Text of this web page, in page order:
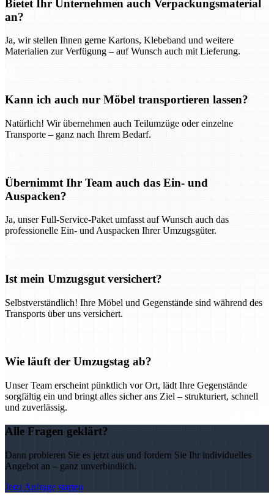
Bietet Ihr Unternehmen auch Verpackungsmaterial
an?
Ja, wir stellen Ihnen gerne Kartons, Klebeband und weitere
Materialien zur Verfügung – auf Wunsch auch mit Lieferung.
Kann ich auch nur Möbel transportieren lassen?
Natürlich! Wir übernehmen auch Teilumzüge oder einzelne
Transporte – ganz nach Ihrem Bedarf.
Übernimmt Ihr Team auch das Ein- und
Auspacken?
Ja, unser Full-Service-Paket umfasst auf Wunsch auch das
professionelle Ein- und Auspacken Ihrer Umzugsgüter.
Ist mein Umzugsgut versichert?
Selbstverständlich! Ihre Möbel und Gegenstände sind während des
Transports über uns versichert.
Wie läuft der Umzugstag ab?
Unser Team erscheint pünktlich vor Ort, lädt Ihre Gegenstände
sorgfältig ein und bringt alles sicher ans Ziel – strukturiert, schnell
und zuverlässig.
Alle Fragen geklärt?
Dann probieren Sie es jetzt aus und fordern Sie Ihr individuelles
Angebot an – ganz unverbindlich.
Jetzt Anfrage starten